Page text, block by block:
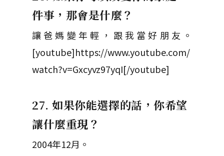
件事，那會是什麼？
讓爸媽變年輕，跟我當好朋友。
[youtube]https://www.youtube.com/
watch?v=Gxcyvz97yqI[/youtube]
27. 如果你能選擇的話，你希望
讓什麼重現？
2004年12月。